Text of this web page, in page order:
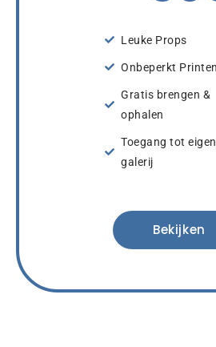
Leuke Props
Onbeperkt Printen
Gratis brengen &
ophalen
Toegang tot
galerij
Bekijken